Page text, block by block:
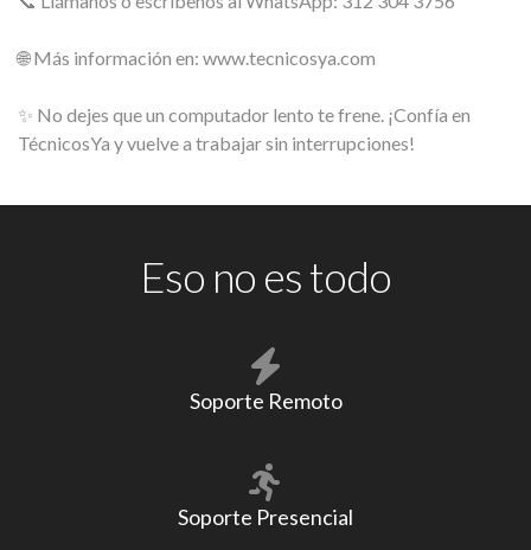
🌐 Más información en: www.tecnicosya.com
✨ No dejes que un computador lento te frene. ¡Confía en
TécnicosYa y vuelve a trabajar sin interrupciones!
Eso no es todo
Soporte Remoto
Soporte Presencial